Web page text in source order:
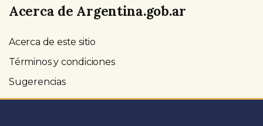
Acerca de Argentina.gob.ar
Acerca de este sitio
Términos y condiciones
Sugerencias